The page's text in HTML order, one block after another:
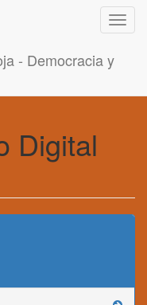
- Democracia y
Digital